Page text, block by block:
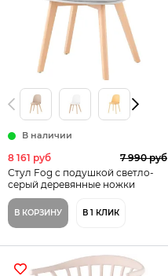
В наличии
8 161 руб
7 990 руб
Стул Fog с подушкой светло-
серый деревянные ножки
В КОРЗИНУ В 1 КЛИК